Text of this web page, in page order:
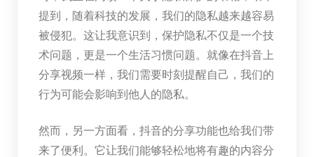
提到，随着科技的发展，我们的隐私越来越容易
被侵犯。这让我意识到，保护隐私不仅是一个技
术问题，更是一个生活习惯问题。就像在抖音上
分享视频一样，我们需要时刻提醒自己，我们的
行为可能会影响到他人的隐私。
然而，另一方面看，抖音的分享功能也给我们带
来了便利。它让我们能够轻松地将有趣的内容分